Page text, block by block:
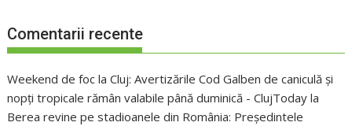
Comentarii recente
Weekend de foc la Cluj: Avertizările Cod Galben de caniculă și
nopți tropicale rămân valabile până duminică - ClujToday la
Berea revine pe stadioanele din România: Președintele